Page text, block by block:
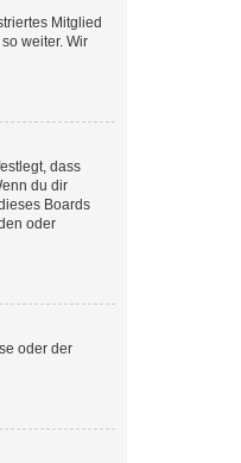
Mitglied
weiter. Wir
dass
du dir
Boards
oder
oder der